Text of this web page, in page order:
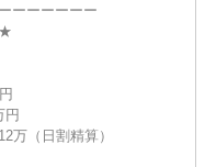
ーーーーーー
★
円
万（日割精算）